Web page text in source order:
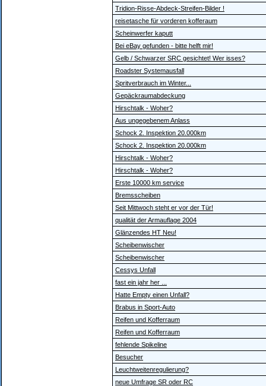
Tridion-Risse-Abdeck-Streifen-Bilder !
reisetasche für vorderen kofferaum
Scheinwerfer kaputt
Bei eBay gefunden - bitte helft mir!
Gelb / Schwarzer SRC gesichtet! Wer isses?
Roadster Systemausfall
Spritverbrauch im Winter...
Gepäckraumabdeckung
Hirschtalk - Woher?
Aus ungegebenem Anlass
Schock 2. Inspektion 20.000km
Schock 2. Inspektion 20.000km
Hirschtalk - Woher?
Hirschtalk - Woher?
Erste 10000 km service
Bremsscheiben
Seit Mittwoch steht er vor der Tür!
qualität der Armauflage 2004
Glänzendes HT Neu!
Scheibenwischer
Scheibenwischer
Cessys Unfall
fast ein jahr her ...
Hatte Empty einen Unfall?
Brabus in Sport-Auto
Reifen und Kofferraum
Reifen und Kofferraum
fehlende Spikeline
Besucher
Leuchtweitenregulierung?
neue Umfrage SR oder RC